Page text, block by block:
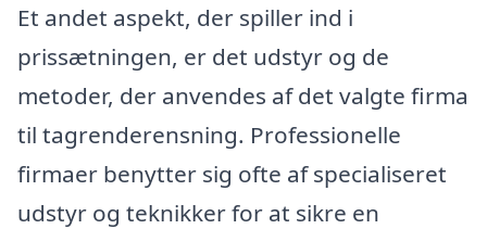
Et andet aspekt, der spiller ind i
prissætningen, er det udstyr og de
metoder, der anvendes af det valgte firma
til tagrenderensning. Professionelle
firmaer benytter sig ofte af specialiseret
udstyr og teknikker for at sikre en